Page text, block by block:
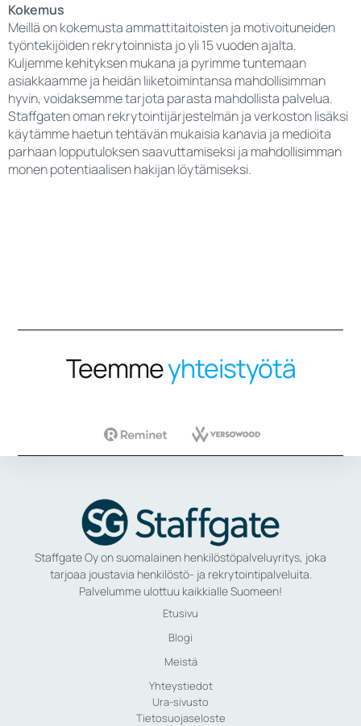
Kokemus
Meillä on kokemusta ammattitaitoisten ja motivoituneiden
työntekijöiden rekrytoinnista jo yli 15 vuoden ajalta.
Kuljemme kehityksen mukana ja pyrimme tuntemaan
asiakkaamme ja heidän liiketoimintansa mahdollisimman
hyvin, voidaksemme tarjota parasta mahdollista palvelua.
Staffgaten oman rekrytointijärjestelmän ja verkoston lisäksi
käytämme haetun tehtävän mukaisia kanavia ja medioita
parhaan lopputuloksen saavuttamiseksi ja mahdollisimman
monen potentiaalisen hakijan löytämiseksi.
Teemmeyhteistyötä
Staffgate Oy on suomalainen henkilöstöpalveluyritys, joka
tarjoaa joustavia henkilöstö- ja rekrytointipalveluita.
Palvelumme ulottuu kaikkialle Suomeen!
Etusivu
Blogi
Meistä
Yhteystiedot
Ura-sivusto
Tietosuojaseloste